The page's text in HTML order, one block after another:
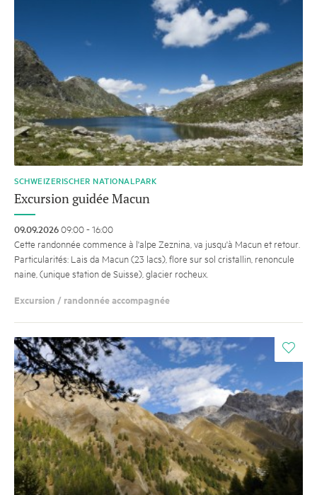
SCHWEIZERISCHER NATIONALPARK
Excursion guidée Macun
09.09.202609:00 - 16:00
Cette randonnée commence à l'alpe Zeznina, va jusqu'à Macun et retour.
Particularités: Lais da Macun (23 lacs), flore sur sol cristallin, renoncule
naine, (unique station de Suisse), glacier rocheux.
Excursion / randonnée accompagnée
i